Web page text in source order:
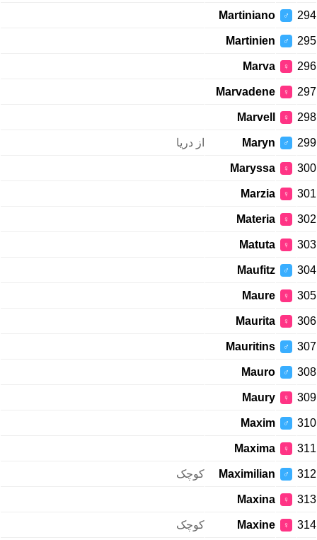
294
♂
Martiniano
295
♂
Martinien
296
♀
Marva
297
♀
Marvadene
298
♀
Marvell
299
♂
Maryn از دریا
300
♀
Maryssa
301
♀
Marzia
302
♀
Materia
303
♀
Matuta
304
♂
Maufitz
305
♀
Maure
306
♀
Maurita
307
♂
Mauritins
308
♂
Mauro
309
♀
Maury
310
♂
Maxim
311
♀
Maxima
312
♂
Maximilian کوچک
313
♀
Maxina
314
♀
Maxine کوچک